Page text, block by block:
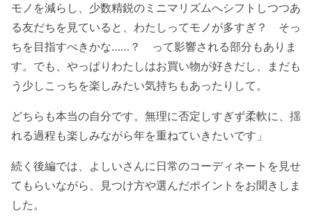
モノを減らし、少数精鋭のミニマリズムへシフトしつつあ
る友だちを見ていると、わたしってモノが多すぎ？ そっ
ちを目指すべきかな……？ って影響される部分もありま
す。でも、やっぱりわたしはお買い物が好きだし、まだも
う少しこっちを楽しみたい気持ちもあったりして。
どちらも本当の自分です。無理に否定しすぎず柔軟に、揺
れる過程も楽しみながら年を重ねていきたいです」
続く後編では、よしいさんに日常のコーディネートを見せ
てもらいながら、見つけ方や選んだポイントをお聞きしま
した。